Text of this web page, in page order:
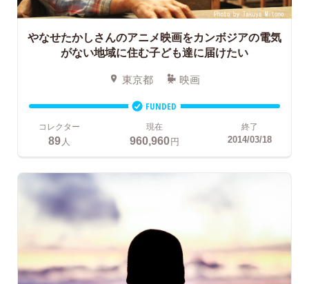
やなせたかしさんのアニメ映画をカンボジアの電気
がない地域に住む子ども達に届けたい
東京都 映画
FUNDED
コレクター
89人
現在
960,960円
終了
2014/03/18